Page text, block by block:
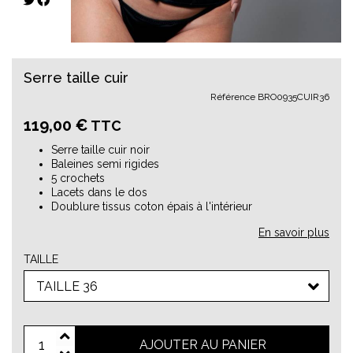
Serre taille cuir
Référence BRO0935CUIR36
119,00 € TTC
Serre taille cuir noir
Baleines semi rigides
5 crochets
Lacets dans le dos
Doublure tissus coton épais à l'intérieur
En savoir plus
TAILLE
TAILLE 36
AJOUTER AU PANIER